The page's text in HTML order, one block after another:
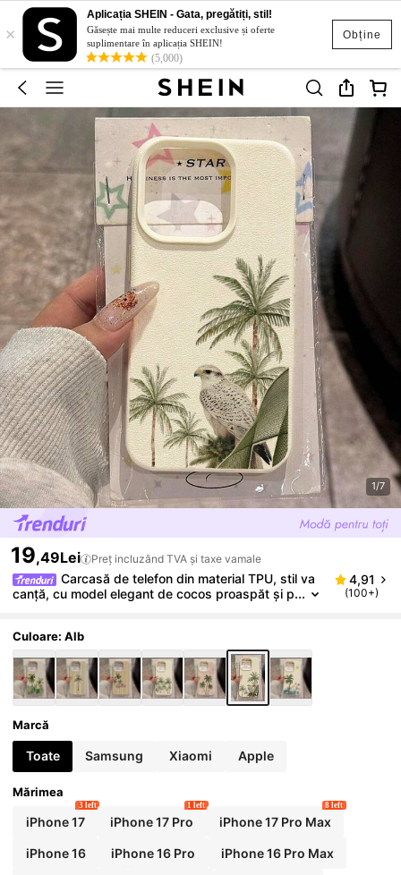
Obține
×
Aplicația SHEIN - Gata, pregătiți, stil!
Găsește mai multe reduceri exclusive și oferte
suplimentare în aplicația SHEIN!
(5,000)
1/7
19,49Lei Preț incluzând TVA și taxe vamale
Carcasă de telefon din material TPU, stil va
canță, cu model elegant de cocos proaspăt și p
Pro, acoperire completă, anti-cădere, moale, protecț
ie, cadou de primăvară pentru ziua de naștere, versi
une internațională, nu versiunea națională
4,91
(100+)
Culoare: Alb
Marcă
Toate Samsung Xiaomi Apple
Mărimea
iPhone 17
3 left
iPhone 17 Pro
1 left
iPhone 17 Pro Max
8 left
iPhone 16 iPhone 16 Pro iPhone 16 Pro Max